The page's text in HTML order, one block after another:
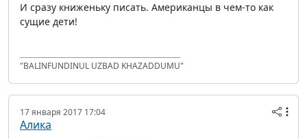
И сразу книженьку писать. Американцы в чем-то как
сущие дети!
"BALINFUNDINUL UZBAD KHAZADDUMU"
17 января 2017 17:04
Алика